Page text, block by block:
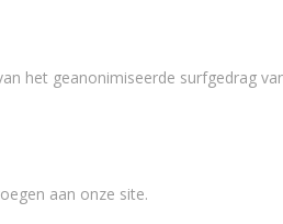
het geanonimiseerde surfgedrag
aan onze site.